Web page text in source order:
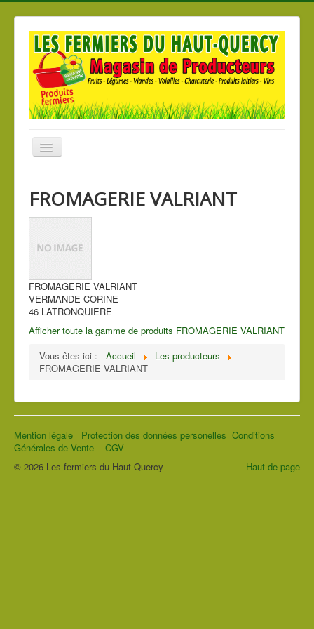
Basculer
la
Nos produits
Les producteurs
FROMAGERIE VALRIANT
FROMAGERIE VALRIANT
VERMANDE CORINE
46 LATRONQUIERE
Afficher toute la gamme de produits FROMAGERIE VALRIANT
Vous êtes ici :
Accueil
Les producteurs
FROMAGERIE VALRIANT
Mention légale Protection des données personelles Conditions
Générales de Vente -- CGV
Haut de page
© 2026 Les fermiers du Haut Quercy